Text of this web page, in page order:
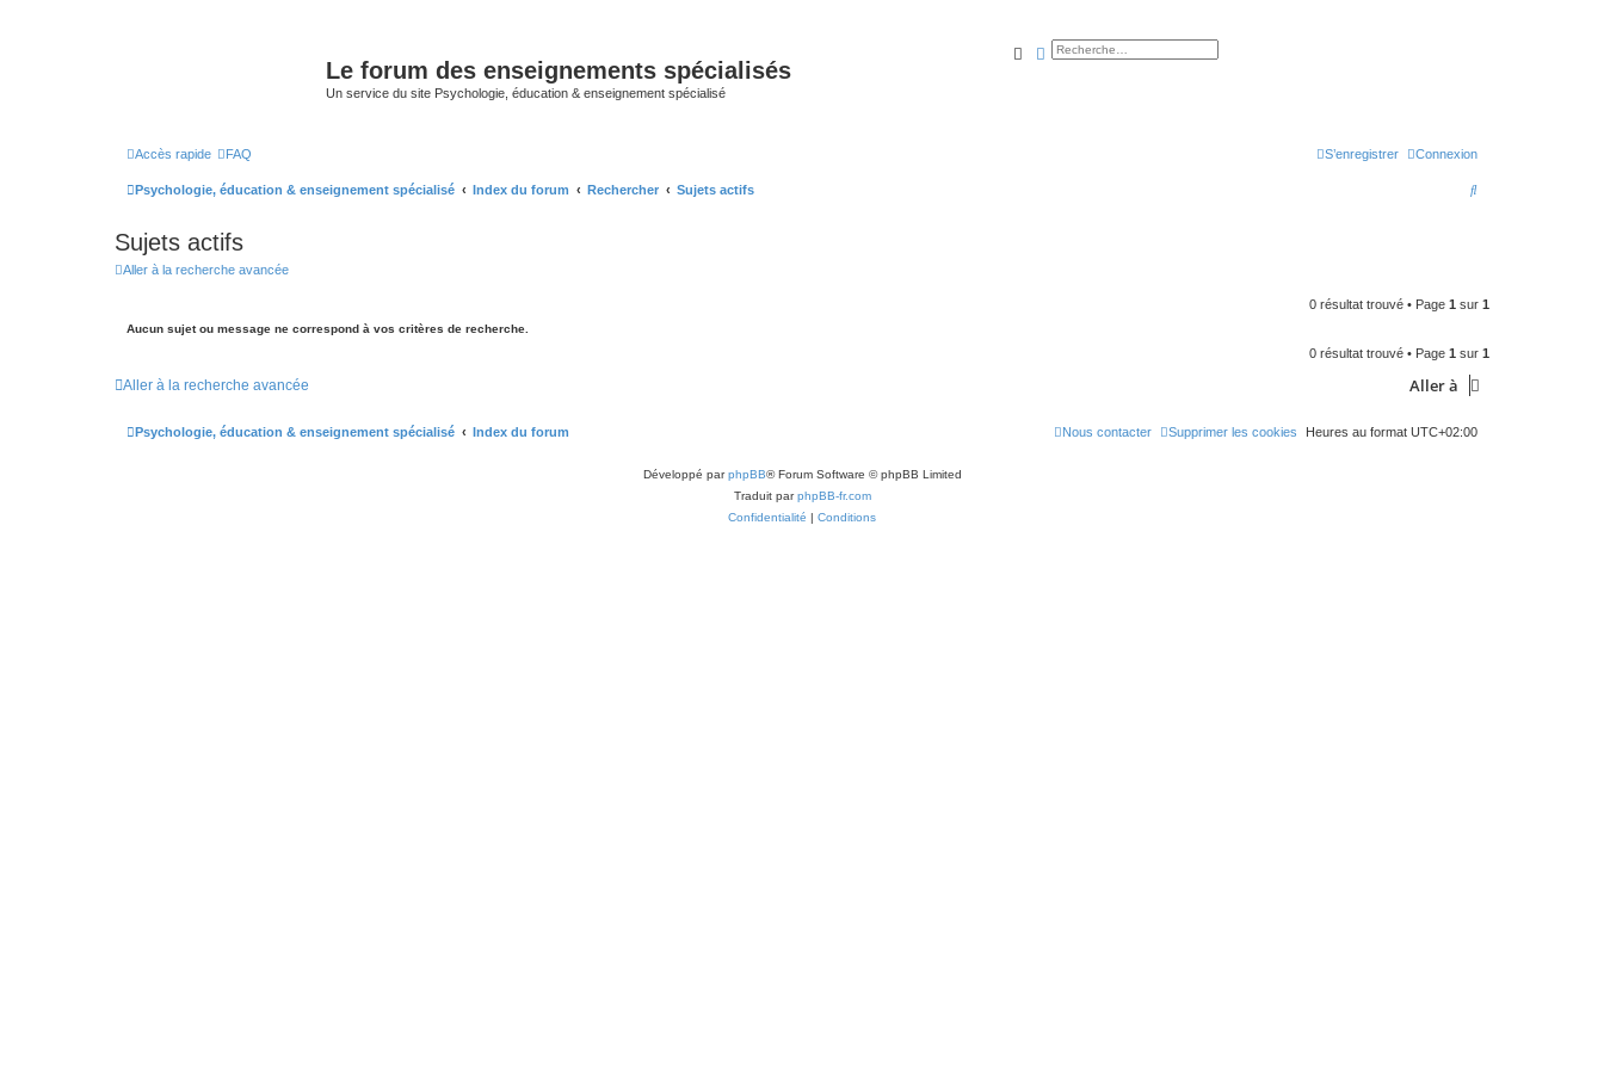
Le forum des enseignements spécialisés
Un service du site Psychologie, éducation & enseignement spécialisé
Rechercher
Recherche avancée
Accès rapide FAQ Connexion
S’enregistrer
Psychologie, éducation & enseignement spécialisé Index du forum Rechercher Sujets actifs
R
e
c
h
Sujets actifs
Aller à la recherche avancée
0 résultat trouvé • Page 1 sur 1
Aucun sujet ou message ne correspond à vos critères de recherche.
0 résultat trouvé • Page 1 sur 1
Aller à la recherche avancée Aller à
Psychologie, éducation & enseignement spécialisé Index du forum Heures au format UTC+02:00
Supprimer les cookies
Nous contacter
Développé parphpBB® Forum Software © phpBB Limited
Traduit parphpBB-fr.com
Confidentialité | Conditions